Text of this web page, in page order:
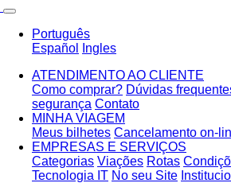
Português
Español
Ingles
ATENDIMENTO AO CLIENTE
Como comprar? Dúvidas
segurança Contato
MINHA VIAGEM
Meus bilhetes Cancelamento on-
EMPRESAS E SERVIÇOS
Categorias Viações Rotas
Tecnologia IT No seu Site